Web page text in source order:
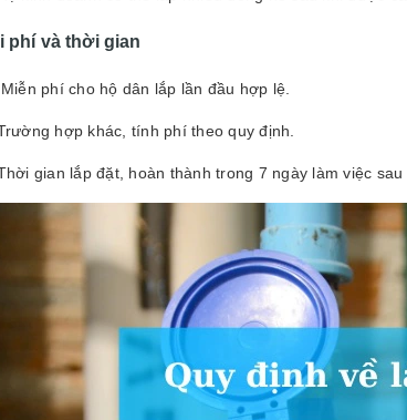
phí và thời gian
phí cho hộ dân lắp lần đầu hợp lệ.
hợp khác, tính phí theo quy định.
gian lắp đặt, hoàn thành trong 7 ngày làm việc sau